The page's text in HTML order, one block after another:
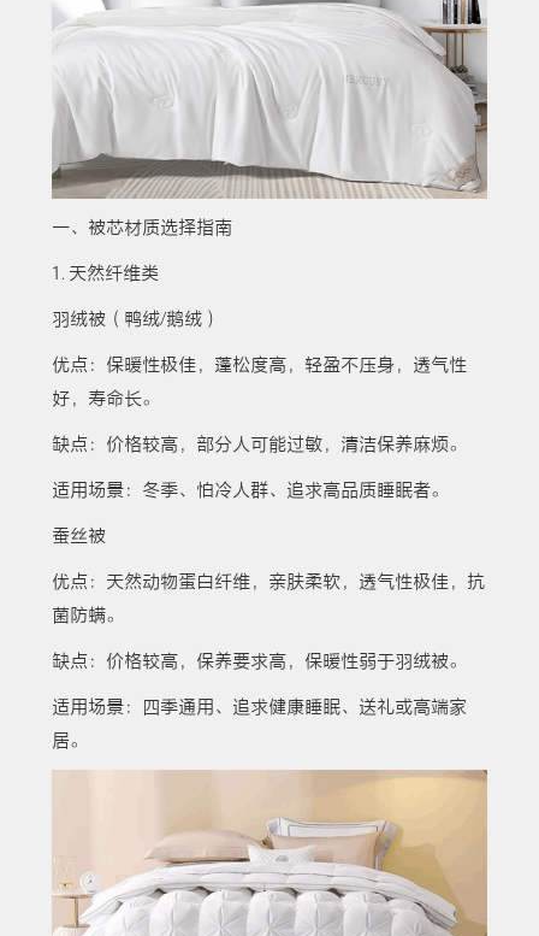
一、被芯材质选择指南
1. 天然纤维类
羽绒被（鸭绒/鹅绒）
优点：保暖性极佳，蓬松度高，轻盈不压身，透气性
好，寿命长。
缺点：价格较高，部分人可能过敏，清洁保养麻烦。
适用场景：冬季、怕冷人群、追求高品质睡眠者。
蚕丝被
优点：天然动物蛋白纤维，亲肤柔软，透气性极佳，抗
菌防螨。
缺点：价格较高，保养要求高，保暖性弱于羽绒被。
适用场景：四季通用、追求健康睡眠、送礼或高端家
居。